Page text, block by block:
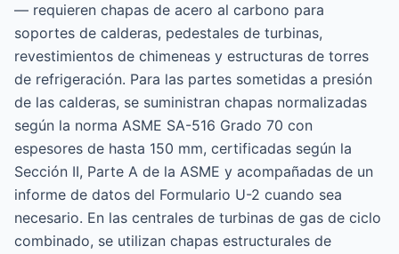
— requieren chapas de acero al carbono para
soportes de calderas, pedestales de turbinas,
revestimientos de chimeneas y estructuras de torres
de refrigeración. Para las partes sometidas a presión
de las calderas, se suministran chapas normalizadas
según la norma ASME SA-516 Grado 70 con
espesores de hasta 150 mm, certificadas según la
Sección II, Parte A de la ASME y acompañadas de un
informe de datos del Formulario U-2 cuando sea
necesario. En las centrales de turbinas de gas de ciclo
combinado, se utilizan chapas estructurales de